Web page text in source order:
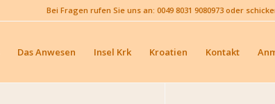
Bei Fragen rufen Sie uns an: 0049 8031 9080973 oder
Das Anwesen Insel Krk Kroatien Kontakt